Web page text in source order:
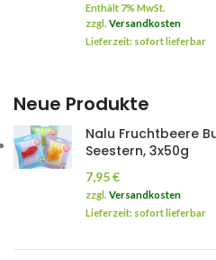
Enthält 7% MwSt.
zzgl. Versandkosten
Lieferzeit: sofort lieferbar
Neue Produkte
Nalu Fruchtbeere
Seestern, 3x50g
7,95€
zzgl. Versandkosten
Lieferzeit: sofort lieferbar